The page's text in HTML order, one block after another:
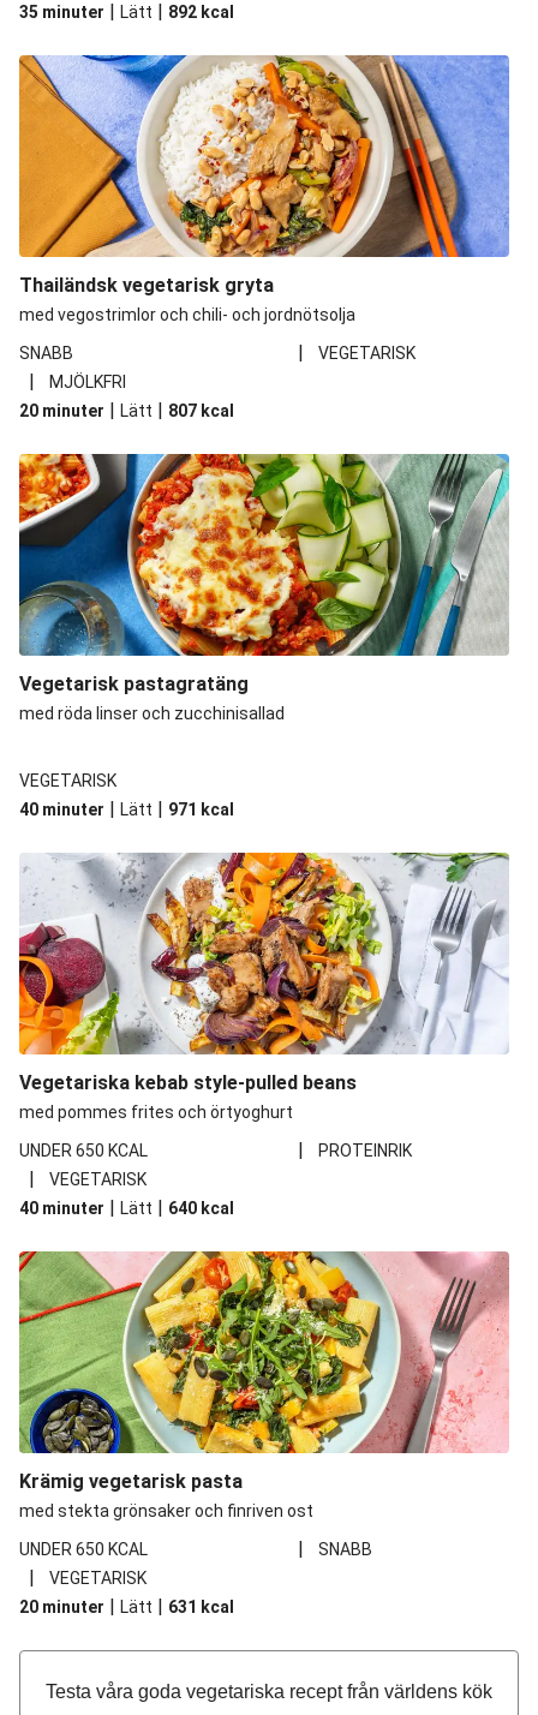
35 minuter | Lätt | 892 kcal
Thailändsk vegetarisk gryta
med vegostrimlor och chili- och jordnötsolja
SNABB
| VEGETARISK
|
MJÖLKFRI
20 minuter | Lätt | 807 kcal
Vegetarisk pastagratäng
med röda linser och zucchinisallad
VEGETARISK
40 minuter | Lätt | 971 kcal
Vegetariska kebab style-pulled beans
med pommes frites och örtyoghurt
UNDER 650 KCAL
| PROTEINRIK
|
VEGETARISK
40 minuter | Lätt | 640 kcal
Krämig vegetarisk pasta
med stekta grönsaker och finriven ost
UNDER 650 KCAL
| SNABB
|
VEGETARISK
20 minuter | Lätt | 631 kcal
Testa våra goda vegetariska recept från världens kök